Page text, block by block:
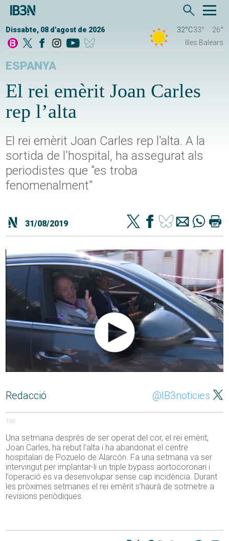
Dissabte, 08 d'agost de 2026 32°C33°
26°
Illes Balears
ESPANYA
El rei emèrit Joan Carles
rep l’alta
El rei emèrit Joan Carles rep l'alta. A la
sortida de l'hospital, ha assegurat als
periodistes que "es troba
fenomenalment"
31/08/2019
Redacció @IB3noticies
150
Una setmana després de ser operat del cor, el rei emèrit,
Joan Carles, ha rebut l’alta i ha abandonat el centre
hospitalari de Pozuelo de Alarcón. Fa una setmana va ser
intervingut per implantar-li un triple bypass aortocoronari i
l’operació es va desenvolupar sense cap incidència. Durant
les pròximes setmanes el rei emèrit s’haurà de sotmetre a
revisions periòdiques.